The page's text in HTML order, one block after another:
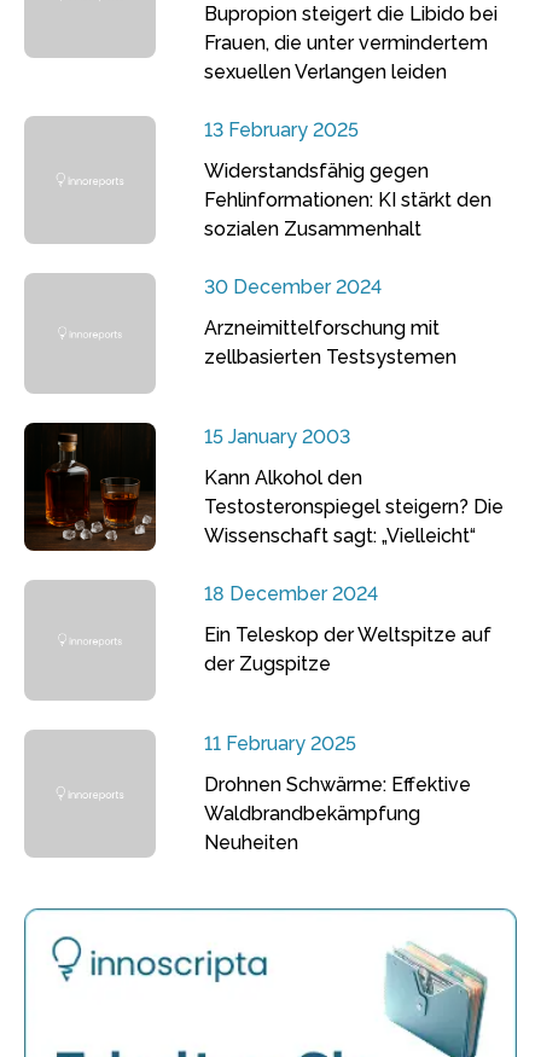
Bupropion steigert die Libido bei
Frauen, die unter vermindertem
sexuellen Verlangen leiden
13 February 2025
Widerstandsfähig gegen
Fehlinformationen: KI stärkt den
sozialen Zusammenhalt
30 December 2024
Arzneimittelforschung mit
zellbasierten Testsystemen
15 January 2003
Kann Alkohol den
Testosteronspiegel steigern? Die
Wissenschaft sagt: „Vielleicht“
18 December 2024
Ein Teleskop der Weltspitze auf
der Zugspitze
11 February 2025
Drohnen Schwärme: Effektive
Waldbrandbekämpfung
Neuheiten